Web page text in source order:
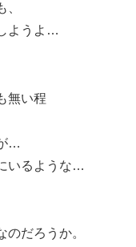
ようよ…
無い程
…
いるような…
だろうか。